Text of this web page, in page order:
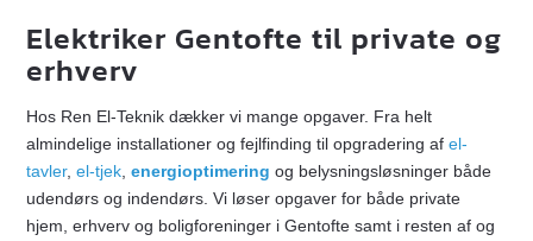
Elektriker Gentofte til private og
erhverv
Hos Ren El-Teknik dækker vi mange opgaver. Fra helt
almindelige installationer og fejlfinding til opgradering afel-
tavler,el-tjek ,energioptimering og belysningsløsninger både
udendørs og indendørs. Vi løser opgaver for både private
hjem, erhverv og boligforeninger i Gentofte samt i resten af og